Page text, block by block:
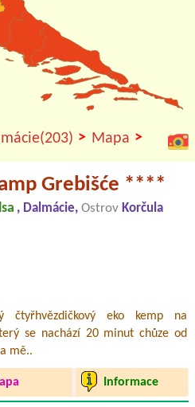
> Mapa >
Grebišće ****
, Dalmácie, Ostrov Korčula
čtyřhvězdičkový eko kemp na
se nachází 20 minut chůze od
mě..
Informace